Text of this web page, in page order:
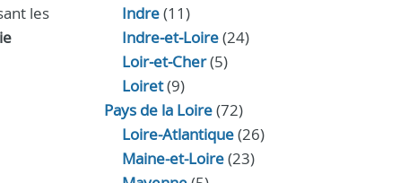
les
Indre(11)
Indre‑et‑Loire(24)
Loir‑et‑Cher(5)
Loiret(9)
Pays de la Loire(72)
Loire-Atlantique(26)
Maine-et-Loire(23)